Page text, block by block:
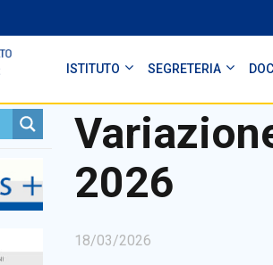
ISTITUTO SEGRETERIA
2026
18/03/2026